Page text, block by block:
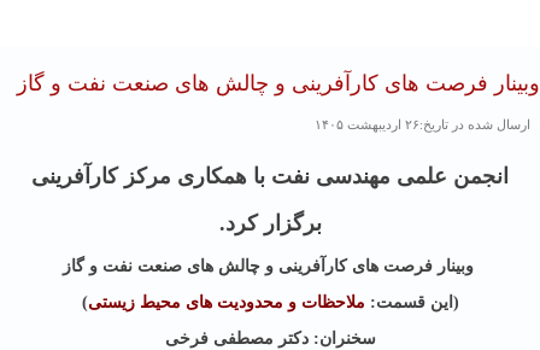
وبینار فرصت های کارآفرینی و چالش های صنعت نفت و گاز
ارسال شده در تاریخ:۲۶ اردیبهشت ۱۴۰۵
انجمن علمی مهندسی نفت با همکاری مرکز کارآفرینی
برگزار کرد.
وبینار فرصت های کارآفرینی و چالش های صنعت نفت و گاز
(این قسمت: ملاحظات و محدودیت های محیط زیستی)
سخنران: دکتر مصطفی فرخی